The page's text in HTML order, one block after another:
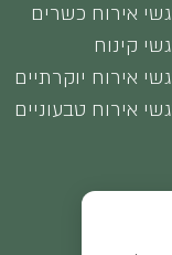
אירוח כשרים
קינוח
אירוח יוקרתיים
אירוח טבעוניים